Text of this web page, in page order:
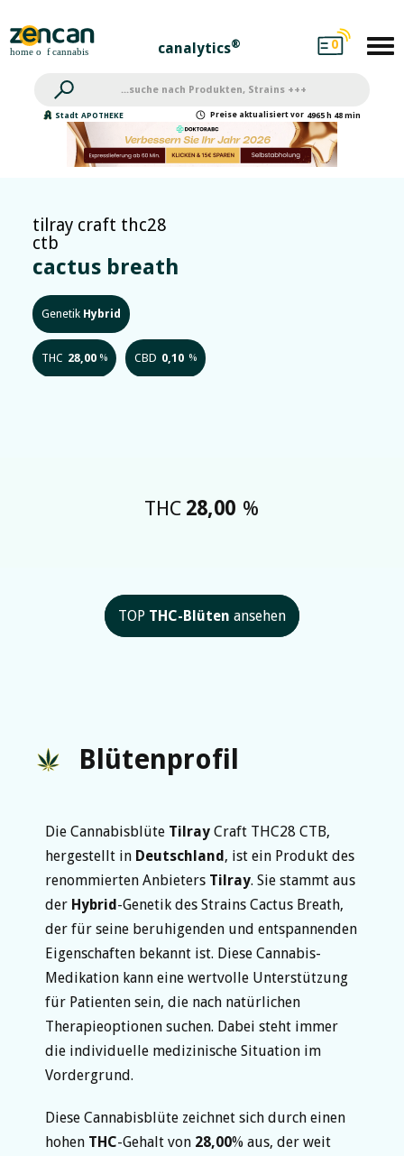
canalytics® 0
Stadt APOTHEKE Preise aktualisiert vor 4965 h 48 min
tilray craft thc28
ctb
cactus breath
Genetik Hybrid
THC 28,00 % CBD 0,10 %
THC 28,00 %
TOP THC-Blüten ansehen
Blütenprofil
Die Cannabisblüte Tilray Craft THC28 CTB,
hergestellt in Deutschland, ist ein Produkt des
renommierten Anbieters Tilray. Sie stammt aus
der Hybrid-Genetik des Strains Cactus Breath,
der für seine beruhigenden und entspannenden
Eigenschaften bekannt ist. Diese Cannabis-
Medikation kann eine wertvolle Unterstützung
für Patienten sein, die nach natürlichen
Therapieoptionen suchen. Dabei steht immer
die individuelle medizinische Situation im
Vordergrund.
Diese Cannabisblüte zeichnet sich durch einen
hohen THC-Gehalt von 28,00% aus, der weit